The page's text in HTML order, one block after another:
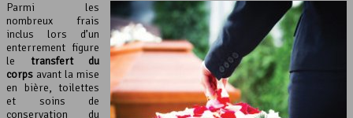
Parmi les
nombreux frais
inclus lors d’un
enterrement figure
le transfert du
corps avant la mise
en bière, toilettes
et soins de
conservation du